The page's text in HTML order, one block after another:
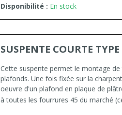
Disponibilité : En stock
SUSPENTE COURTE
Cette suspente permet le montage
plafonds. Une fois fixée sur la
oeuvre d'un plafond en plaque de
à toutes les fourrures 45 du marché